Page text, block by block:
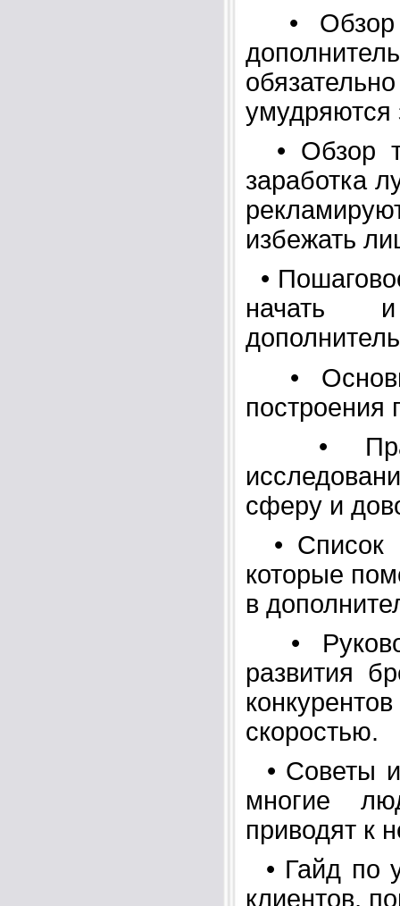
• Обзор
умудряются
• Обзор
заработка
избежать
•
начать
• Основы
построения
•
сферу и
• Список
которые
в
•
развития
скоростью.
• Советы
многие
приводят к
• Гайд по
клиентов,